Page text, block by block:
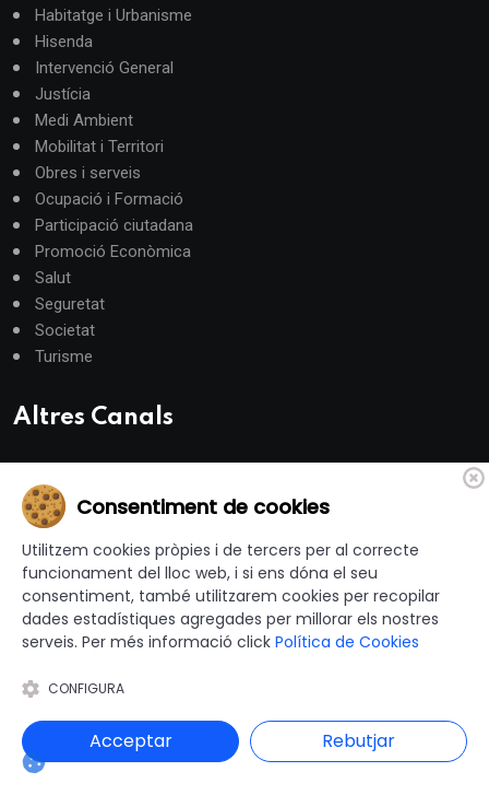
Habitatge i Urbanisme
Hisenda
Intervenció General
Justícia
Medi Ambient
Mobilitat i Territori
Obres i serveis
Ocupació i Formació
Participació ciutadana
Promoció Econòmica
Salut
Seguretat
Societat
Turisme
Altres Canals
© 2012-2026 Ajuntaments de Catalunya - Tots els drets
reservats |Avís Legal|Política de privacitat|
Política de Cookies|Accessibilitat|
Disseny i programació web: Blaupixel.com
Consentiment de cookies
Utilitzem cookies pròpies i de tercers per al correcte
funcionament del lloc web, i si ens dóna el seu
consentiment, també utilitzarem cookies per recopilar
dades estadístiques agregades per millorar els nostres
serveis. Per més informació click Política de Cookies
CONFIGURA
Acceptar Rebutjar